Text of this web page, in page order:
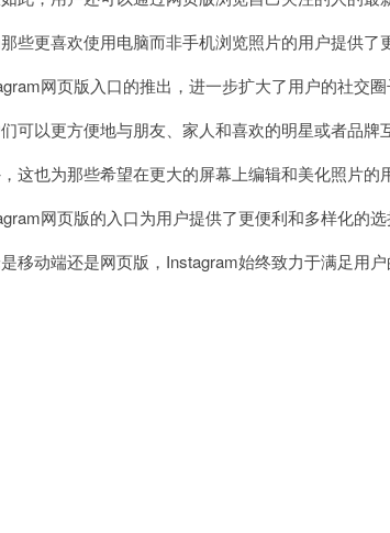
更喜欢使用电脑而非手机浏览照片的用户提供了更
网页版入口的推出，进一步扩大了用户的社交圈
以更方便地与朋友、家人和喜欢的明星或者品牌
也为那些希望在更大的屏幕上编辑和美化照片的
网页版的入口为用户提供了更便利和多样化的选
动端还是网页版，Instagram始终致力于满足用户